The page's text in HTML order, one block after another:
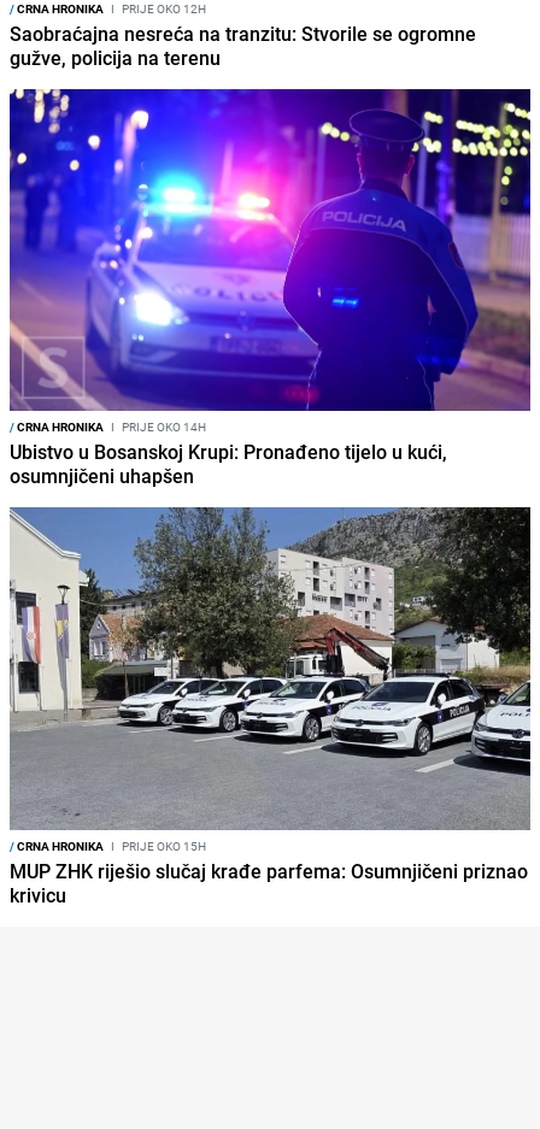
/CRNA HRONIKA I PRIJE OKO 12H
Saobraćajna nesreća na tranzitu: Stvorile se ogromne
gužve, policija na terenu
/CRNA HRONIKA I PRIJE OKO 14H
Ubistvo u Bosanskoj Krupi: Pronađeno tijelo u kući,
osumnjičeni uhapšen
/CRNA HRONIKA I PRIJE OKO 15H
MUP ZHK riješio slučaj krađe parfema: Osumnjičeni priznao
krivicu